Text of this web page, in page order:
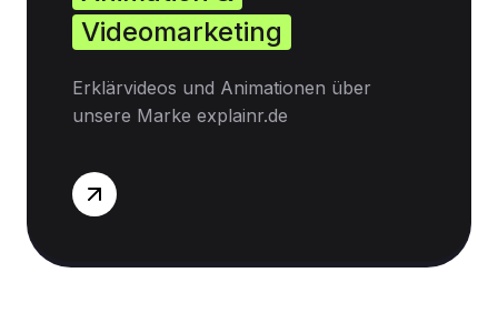
Videomarketing
Erklärvideos und Animationen über
unsere Marke explainr.de